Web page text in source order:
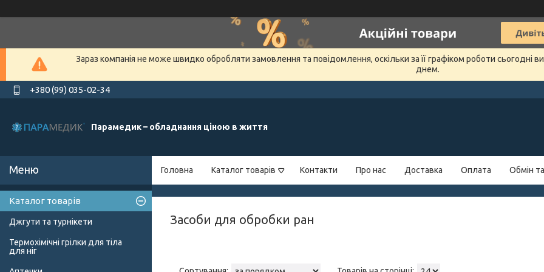
Зараз компанія не може швидко обробляти замовлення та повідомлення, оскільки за її графіком роботи
днем.
+380 (99) 035-02-34
Парамедик – обладнання ціною в життя
Головна Каталог товарів Контакти Про нас Доставка Оплата Обмін
Засоби для обробки ран
Каталог товарів
Джгути та турнікети
Термохімічні грілки для тіла
для ніг